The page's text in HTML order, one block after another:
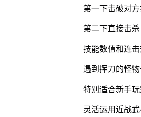
第一下击破对方
第二下直接击杀
技能数值和连
遇到挥刀的怪
特别适合新手
灵活运用近战